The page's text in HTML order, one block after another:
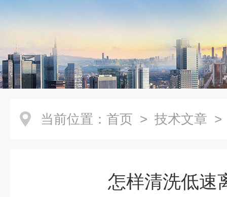
当前位置： 首页 > 技术文章 >
怎样清洗低速